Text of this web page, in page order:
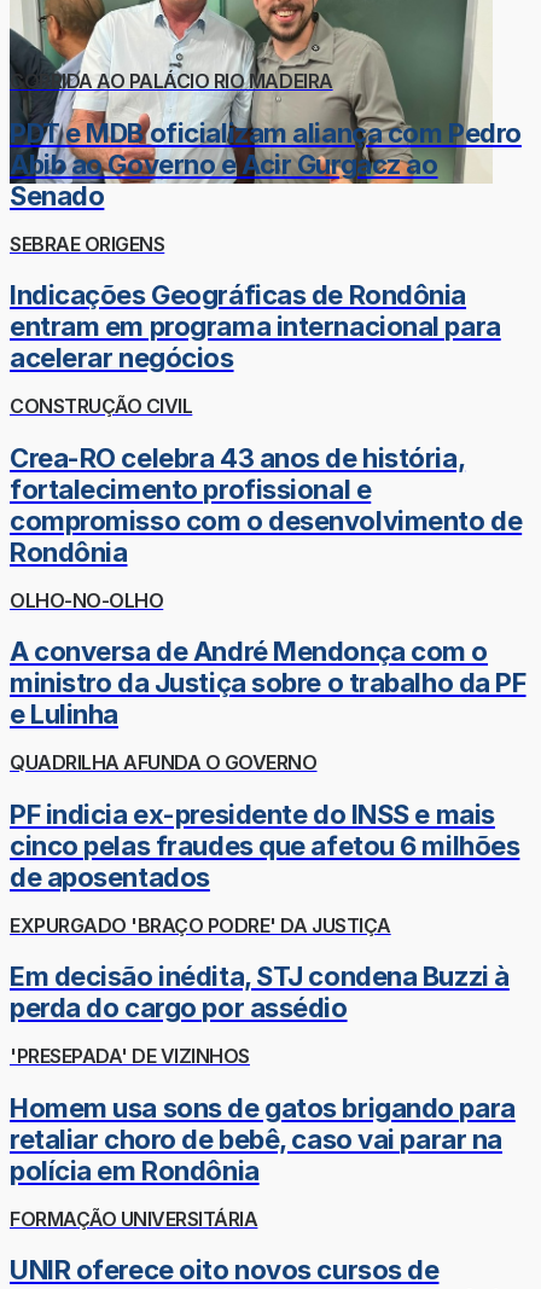
CORRIDA AO PALÁCIO RIO MADEIRA
PDT e MDB oficializam aliança com Pedro
Abib ao Governo e Acir Gurgacz ao
Senado
SEBRAE ORIGENS
Indicações Geográficas de Rondônia
entram em programa internacional para
acelerar negócios
CONSTRUÇÃO CIVIL
Crea-RO celebra 43 anos de história,
fortalecimento profissional e
compromisso com o desenvolvimento de
Rondônia
OLHO-NO-OLHO
A conversa de André Mendonça com o
ministro da Justiça sobre o trabalho da PF
e Lulinha
QUADRILHA AFUNDA O GOVERNO
PF indicia ex-presidente do INSS e mais
cinco pelas fraudes que afetou 6 milhões
de aposentados
EXPURGADO 'BRAÇO PODRE' DA JUSTIÇA
Em decisão inédita, STJ condena Buzzi à
perda do cargo por assédio
'PRESEPADA' DE VIZINHOS
Homem usa sons de gatos brigando para
retaliar choro de bebê, caso vai parar na
polícia em Rondônia
FORMAÇÃO UNIVERSITÁRIA
UNIR oferece oito novos cursos de